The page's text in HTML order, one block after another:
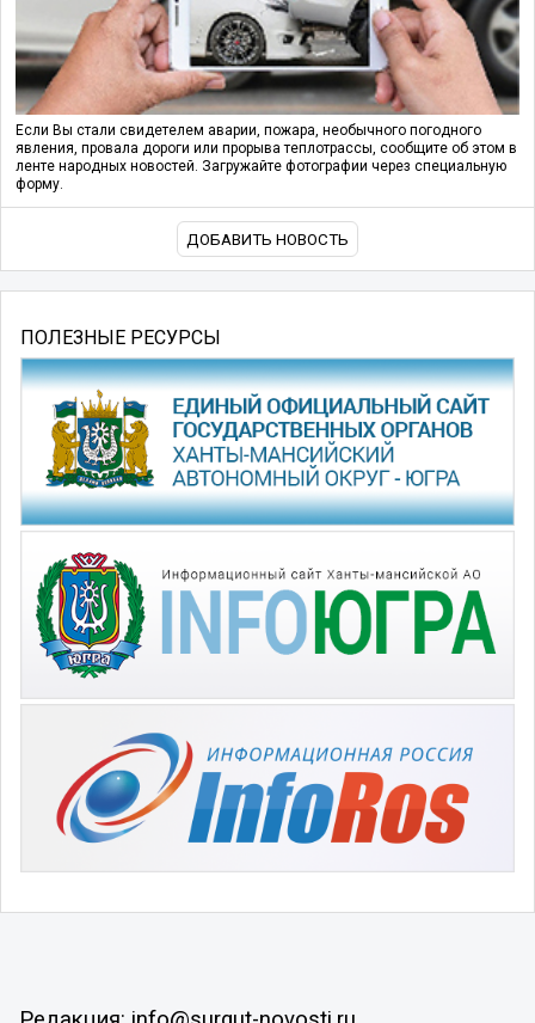
Если Вы стали свидетелем аварии, пожара, необычного погодного
явления, провала дороги или прорыва теплотрассы, сообщите об этом в
ленте народных новостей. Загружайте фотографии через специальную
форму.
ДОБАВИТЬ НОВОСТЬ
ПОЛЕЗНЫЕ РЕСУРСЫ